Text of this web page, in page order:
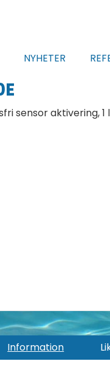
NYHETER
sensor aktivering,
Information